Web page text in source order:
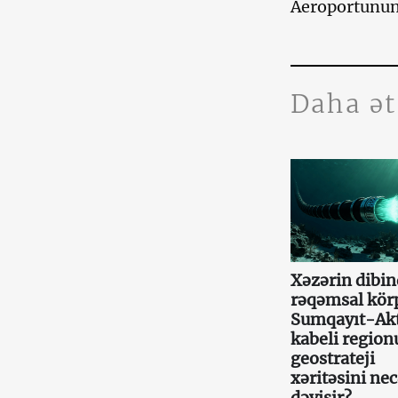
Daha
Xəzərin
rəqəmsal
Sumqayıt-
kabeli
geostrateji
xəritəsini